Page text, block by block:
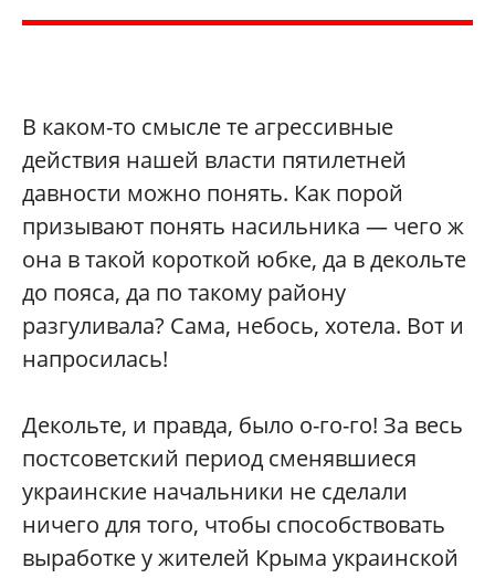
В каком-то смысле те агрессивные
действия нашей власти пятилетней
давности можно понять. Как порой
призывают понять насильника — чего ж
она в такой короткой юбке, да в декольте
до пояса, да по такому району
разгуливала? Сама, небось, хотела. Вот и
напросилась!
Декольте, и правда, было о-го-го! За весь
постсоветский период сменявшиеся
украинские начальники не сделали
ничего для того, чтобы способствовать
выработке у жителей Крыма украинской